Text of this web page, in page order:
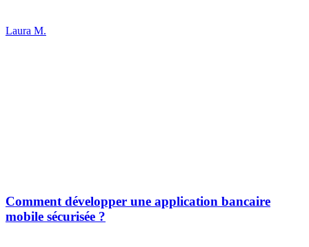
Laura M.
Comment développer une application bancaire
mobile sécurisée ?